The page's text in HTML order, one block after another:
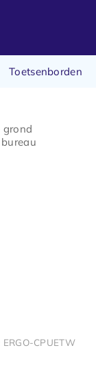
Toetsenborden
grond
ERGO-CPUETW